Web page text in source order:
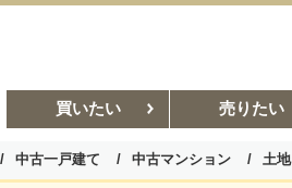
買いたい 売りたい
中古一戸建て 中古マンション 土地